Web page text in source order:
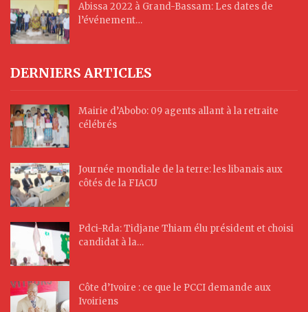
Abissa 2022 à Grand-Bassam: Les dates de
l’événement…
DERNIERS ARTICLES
Mairie d’Abobo: 09 agents allant à la retraite
célébrés
Journée mondiale de la terre: les libanais aux
côtés de la FIACU
Pdci-Rda: Tidjane Thiam élu président et choisi
candidat à la…
Côte d’Ivoire : ce que le PCCI demande aux
Ivoiriens